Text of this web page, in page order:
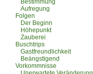
Aufregung
Folgen
Der Beginn
Höhepunkt
Zauberei
Buschtrips
Gastfreundlichkeit
Beängstigend
Vorkommnisse